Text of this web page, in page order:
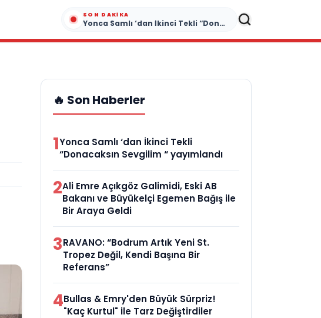
SON DAKIKA
Yonca Samlı ‘dan İkinci Tekli “Donacaksın Sevgilim “ yayımlandı
🔥 Son Haberler
1Yonca Samlı ‘dan İkinci Tekli
“Donacaksın Sevgilim “ yayımlandı
2Ali Emre Açıkgöz Galimidi, Eski AB
Bakanı ve Büyükelçi Egemen Bağış ile
Bir Araya Geldi
3RAVANO: “Bodrum Artık Yeni St.
Tropez Değil, Kendi Başına Bir
Referans”
4Bullas & Emry'den Büyük Sürpriz!
"Kaç Kurtul" ile Tarz Değiştirdiler